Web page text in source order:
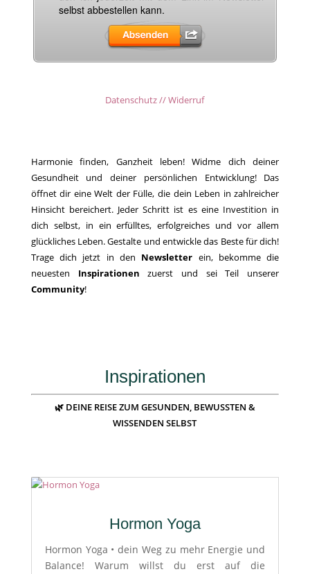
Datenschutz // Widerruf
Harmonie finden, Ganzheit leben! Widme dich deiner
Gesundheit und deiner persönlichen Entwicklung! Das
öffnet dir eine Welt der Fülle, die dein Leben in zahlreicher
Hinsicht bereichert. Jeder Schritt ist es eine Investition in
dich selbst, in ein erfülltes, erfolgreiches und vor allem
glückliches Leben. Gestalte und entwickle das Beste für dich!
Trage dich jetzt in den Newsletter ein, bekomme die
neuesten Inspirationen zuerst und sei Teil unserer
Community!
Inspirationen
🌿 DEINE REISE ZUM GESUNDEN, BEWUSSTEN &
WISSENDEN SELBST
Hormon Yoga
Hormon Yoga • dein Weg zu mehr Energie und
Balance! Warum willst du erst auf die